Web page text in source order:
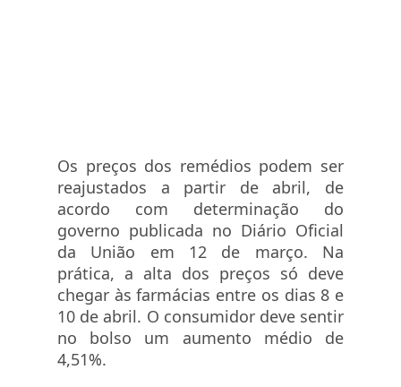
Os preços dos remédios podem ser
reajustados a partir de abril, de
acordo com determinação do
governo publicada no Diário Oficial
da União em 12 de março. Na
prática, a alta dos preços só deve
chegar às farmácias entre os dias 8 e
10 de abril. O consumidor deve sentir
no bolso um aumento médio de
4,51%.